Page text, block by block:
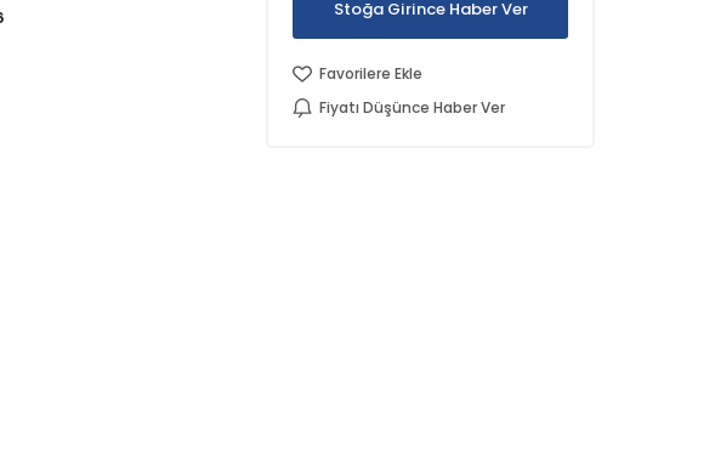
Stoğa Girince Haber Ver
Favorilere Ekle
Fiyatı Düşünce Haber Ver